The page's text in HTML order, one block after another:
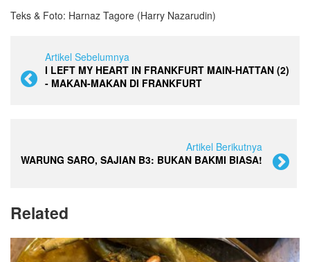
Teks & Foto: Harnaz Tagore (Harry Nazarudin)
Artikel Sebelumnya
I LEFT MY HEART IN FRANKFURT MAIN-HATTAN (2)
- MAKAN-MAKAN DI FRANKFURT
Artikel Berikutnya
WARUNG SARO, SAJIAN B3: BUKAN BAKMI BIASA!
Related